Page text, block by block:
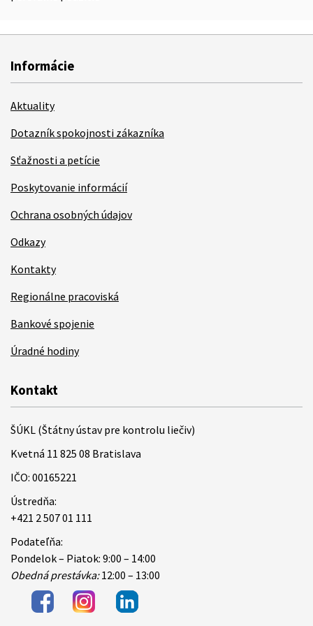
Informácie
Aktuality
Dotazník spokojnosti zákazníka
Sťažnosti a petície
Poskytovanie informácií
Ochrana osobných údajov
Odkazy
Kontakty
Regionálne pracoviská
Bankové spojenie
Úradné hodiny
Kontakt
ŠÚKL (Štátny ústav pre kontrolu liečiv)
Kvetná 11 825 08 Bratislava
IČO: 00165221
Ústredňa:
+421 2 507 01 111
Podateľňa:
Pondelok – Piatok: 9:00 – 14:00
Obedná prestávka:12:00 – 13:00